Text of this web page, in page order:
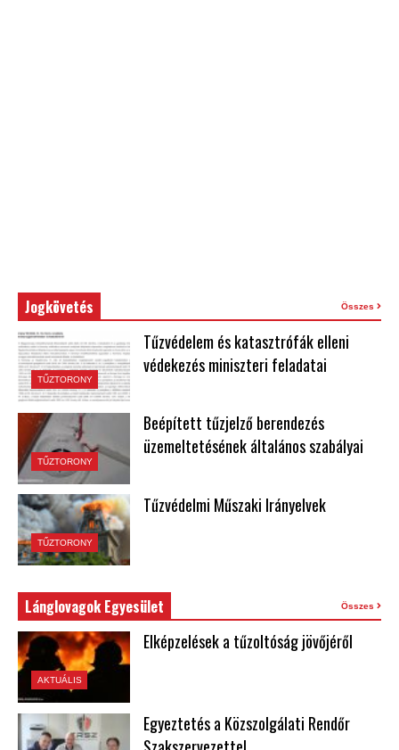
Jogkövetés Összes
TŰZTORONY
Tűzvédelem és katasztrófák elleni
védekezés miniszteri feladatai
TŰZTORONY
Beépített tűzjelző berendezés
üzemeltetésének általános szabályai
TŰZTORONY
Tűzvédelmi Műszaki Irányelvek
Lánglovagok Egyesület Összes
AKTUÁLIS
Elképzelések a tűzoltóság jövőjéről
Egyeztetés a Közszolgálati Rendőr